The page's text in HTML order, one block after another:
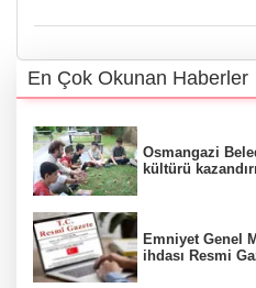
En Çok Okunan Haberler
Osmangazi
kültürü
Emniyet Genel
ihdası Resmi